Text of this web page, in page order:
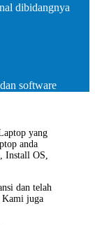
dibidangnya
software
yang
anda
Install OS,
dan telah
Kami juga